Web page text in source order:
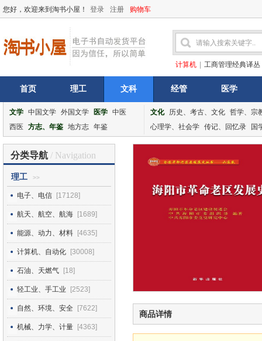
您好，欢迎来到淘书小屋！ 登录 注册 购物车
计算机 工商管理经典译丛
首页 理工 文科 经管 医学
文学 中国文学 外国文学 医学 中医
西医
方志、年鉴 地方志 年鉴
文化 历史、考古、文化 哲学、宗
心理学、社会学 传记、回忆录 国
分类导航 / Navigation
理工 >>
电子、电信 [17128]
航天、航空、航海 [1689]
能源、动力、材料 [4635]
计算机、自动化 [30008]
石油、天燃气 [18]
轻工业、手工业 [2523]
自然、环境、安全 [7622]
机械、力学、计量 [4363]
商品详情